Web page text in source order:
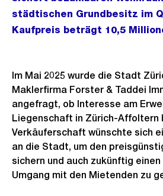
städtischen Grundbesitz im
Kaufpreis beträgt 10,5
Im Mai 2025 wurde die Stadt
Maklerfirma Forster & Taddei
angefragt, ob Interesse am
Liegenschaft in Zürich-Affoltern
Verkäuferschaft wünschte sich
an die Stadt, um den
sichern und auch zukünftig
Umgang mit den Mietenden zu